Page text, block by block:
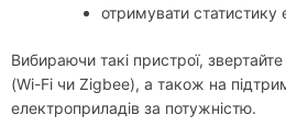
отримувати
Вибираючи такі пристрої,
(Wi-Fi чи Zigbee), а також на
електроприладів за потужністю.